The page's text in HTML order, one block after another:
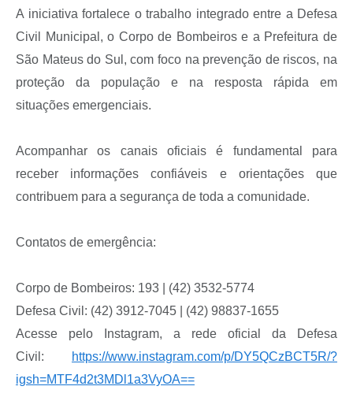
Legislação
Logo Prefeitura de São Mateus do Sul
Agenda
SIC
Briefing de Ações, Divulgações e Eventos
Telefones Úteis
A iniciativa fortalece o trabalho integrado entre a Defesa
Civil Municipal, o Corpo de Bombeiros e a Prefeitura de
São Mateus do Sul, com foco na prevenção de riscos, na
proteção da população e na resposta rápida em
situações emergenciais.
Acompanhar os canais oficiais é fundamental para
receber informações confiáveis e orientações que
contribuem para a segurança de toda a comunidade.
Contatos de emergência:
Corpo de Bombeiros: 193 | (42) 3532-5774
Defesa Civil: (42) 3912-7045 | (42) 98837-1655
Acesse pelo Instagram, a rede oficial da Defesa
Civil:
https://www.instagram.com/p/DY5QCzBCT5R/?
igsh=MTF4d2t3MDl1a3VyOA==